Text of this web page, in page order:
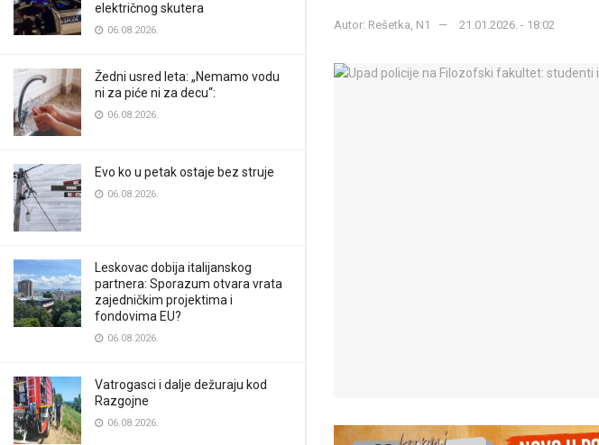
električnog skutera
06.08.2026.
Žedni usred leta: „Nemamo vodu
ni za piće ni za decu“:
06.08.2026.
Evo ko u petak ostaje bez struje
06.08.2026.
Leskovac dobija italijanskog
partnera: Sporazum otvara vrata
zajedničkim projektima i
fondovima EU?
06.08.2026.
Vatrogasci i dalje dežuraju kod
Razgojne
06.08.2026.
Autor: Rešetka, N1 21.01.2026. - 18:02